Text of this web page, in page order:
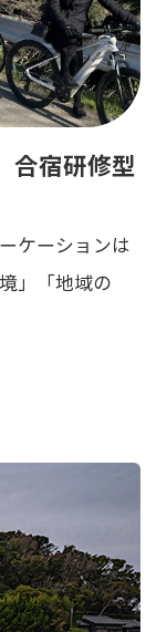
宿研修型
ケーションは
」「地域の